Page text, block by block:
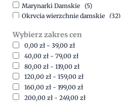
Marynarki Damskie (5)
Okrycia wierzchnie damskie (32)
Spodnie (15)
Sukienki (41)
Swetry Damskie (19)
Szorty (7)
Wybierz zakres cen
0,00 zł - 39,00 zł
40,00 zł - 79,00 zł
80,00 zł - 119,00 zł
120,00 zł - 159,00 zł
160,00 zł - 199,00 zł
200,00 zł - 249,00 zł